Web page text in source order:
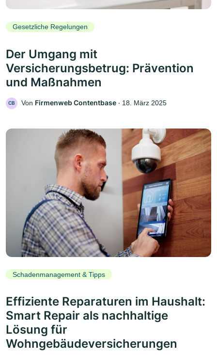
Gesetzliche Regelungen
Der Umgang mit
Versicherungsbetrug: Prävention
und Maßnahmen
CB Von Firmenweb Contentbase ‧ 18. März 2025
Schadenmanagement & Tipps
Effiziente Reparaturen im Haushalt:
Smart Repair als nachhaltige
Lösung für
Wohngebäudeversicherungen